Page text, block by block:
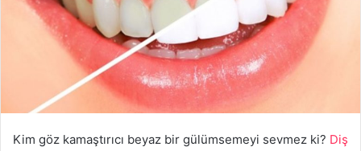
Kim göz kamaştırıcı beyaz bir gülümsemeyi sevmez ki? Diş